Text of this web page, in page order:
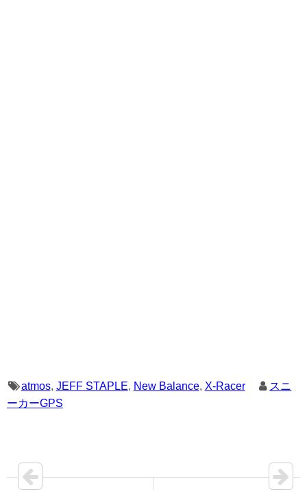
atmos, JEFF STAPLE, New Balance, X-Racer
スニ
ーカーGPS